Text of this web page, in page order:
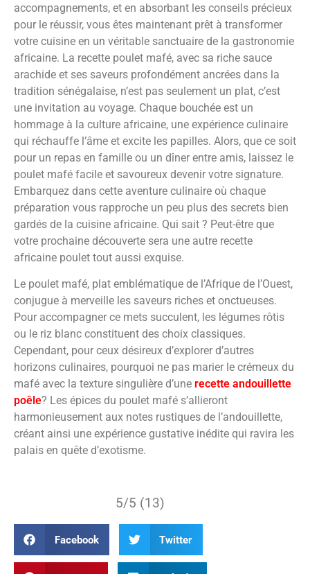
accompagnements, et en absorbant les conseils précieux
pour le réussir, vous êtes maintenant prêt à transformer
votre cuisine en un véritable sanctuaire de la gastronomie
africaine. La recette poulet mafé, avec sa riche sauce
arachide et ses saveurs profondément ancrées dans la
tradition sénégalaise, n’est pas seulement un plat, c’est
une invitation au voyage. Chaque bouchée est un
hommage à la culture africaine, une expérience culinaire
qui réchauffe l’âme et excite les papilles. Alors, que ce soit
pour un repas en famille ou un dîner entre amis, laissez le
poulet mafé facile et savoureux devenir votre signature.
Embarquez dans cette aventure culinaire où chaque
préparation vous rapproche un peu plus des secrets bien
gardés de la cuisine africaine. Qui sait ? Peut-être que
votre prochaine découverte sera une autre recette
africaine poulet tout aussi exquise.
Le poulet mafé, plat emblématique de l’Afrique de l’Ouest,
conjugue à merveille les saveurs riches et onctueuses.
Pour accompagner ce mets succulent, les légumes rôtis
ou le riz blanc constituent des choix classiques.
Cependant, pour ceux désireux d’explorer d’autres
horizons culinaires, pourquoi ne pas marier le crémeux du
mafé avec la texture singulière d’une recette andouillette
poêle? Les épices du poulet mafé s’allieront
harmonieusement aux notes rustiques de l’andouillette,
créant ainsi une expérience gustative inédite qui ravira les
palais en quête d’exotisme.
5/5 (13)
Facebook Twitter